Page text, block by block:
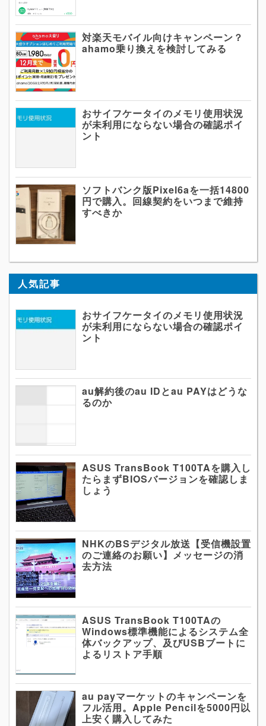
対楽天モバイル向けキャンペーン？
ahamo乗り換えを検討してみる
おサイフケータイのメモリ使用状況
が未利用にならない場合の確認ポイ
ント
ソフトバンク版Pixel6aを一括14800
円で購入。回線契約をいつまで維持
すべきか
人気記事
おサイフケータイのメモリ使用状況
が未利用にならない場合の確認ポイ
ント
au解約後のau IDとau PAYはどうな
るのか
ASUS TransBook T100TAを購入し
たらまずBIOSバージョンを確認しま
しょう
NHKのBSデジタル放送【受信機設置
のご連絡のお願い】メッセージの消
去方法
ASUS TransBook T100TAの
Windows標準機能によるシステム全
体バックアップ、及びUSBブートに
よるリストア手順
au payマーケットのキャンペーンを
フル活用。Apple Pencilを5000円以
上安く購入してみた